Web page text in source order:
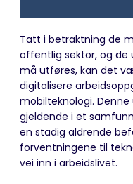
Tatt i betraktning de
offentlig sektor, og de
må utføres, kan det
digitalisere
mobilteknologi.
gjeldende i et
en stadig aldrende
forventningene til
vei inn i arbeidslivet.